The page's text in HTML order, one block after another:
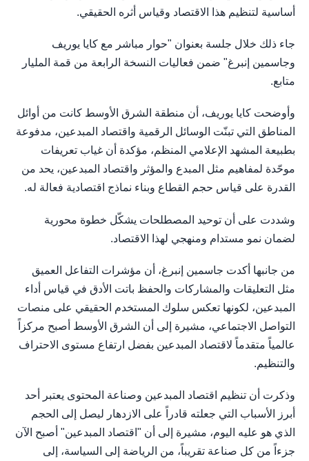
أساسية لتنظيم هذا الاقتصاد وقياس أثره الحقيقي.
جاء ذلك خلال جلسة بعنوان "حوار مباشر مع كايا يوريف
وجاسمين إنبرغ" ضمن فعاليات النسخة الرابعة من قمة المليار
متابع.
وأوضحت كايا يوريف، أن منطقة الشرق الأوسط كانت من أوائل
المناطق التي تبنّت الوسائل الرقمية واقتصاد المبدعين، مدفوعة
بطبيعة المشهد الإعلامي المنظم، مؤكدة أن غياب تعريفات
موحّدة لمفاهيم مثل المبدع والمؤثر واقتصاد المبدعين، يحد من
القدرة على قياس حجم القطاع وبناء نماذج اقتصادية فعالة له.
وشددت على أن توحيد المصطلحات يشكّل خطوة محورية
لضمان نمو مستدام ومنهجي لهذا الاقتصاد.
من جانبها أكدت جاسمين إنبرغ، أن مؤشرات التفاعل العميق
مثل التعليقات والمشاركات والحفظ باتت الأدق في قياس أداء
المبدعين، لكونها تعكس سلوك المستخدم الحقيقي على منصات
التواصل الاجتماعي، مشيرة إلى أن الشرق الأوسط أصبح مركزاً
عالمياً متقدماً لاقتصاد المبدعين بفضل ارتفاع مستوى الاحتراف
والتنظيم.
وذكرت أن تنظيم اقتصاد المبدعين وصناعة المحتوى يعتبر أحد
أبرز الأسباب التي جعلته قادراً على الازدهار ليصل إلى الحجم
الذي هو عليه اليوم، مشيرة إلى أن "اقتصاد المبدعين" أصبح الآن
جزءاً من كل صناعة تقريباً، من الرياضة إلى السياسة، إلى